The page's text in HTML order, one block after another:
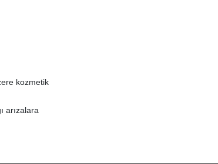
kozmetik
arızalara